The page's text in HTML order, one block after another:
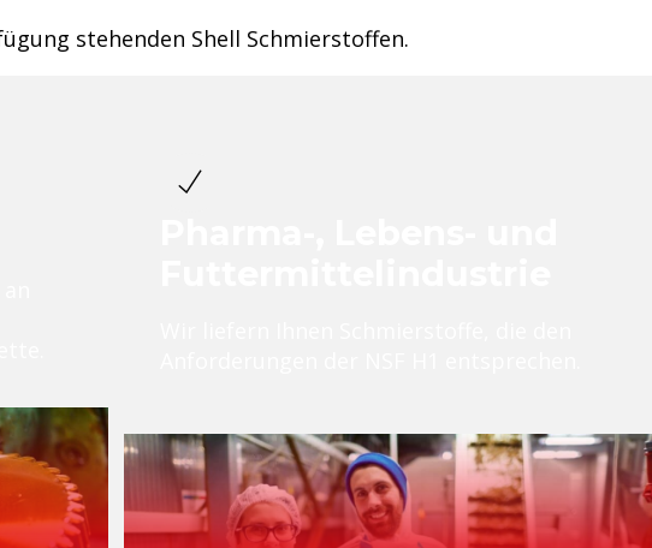
stehenden Shell Schmierstoffen.